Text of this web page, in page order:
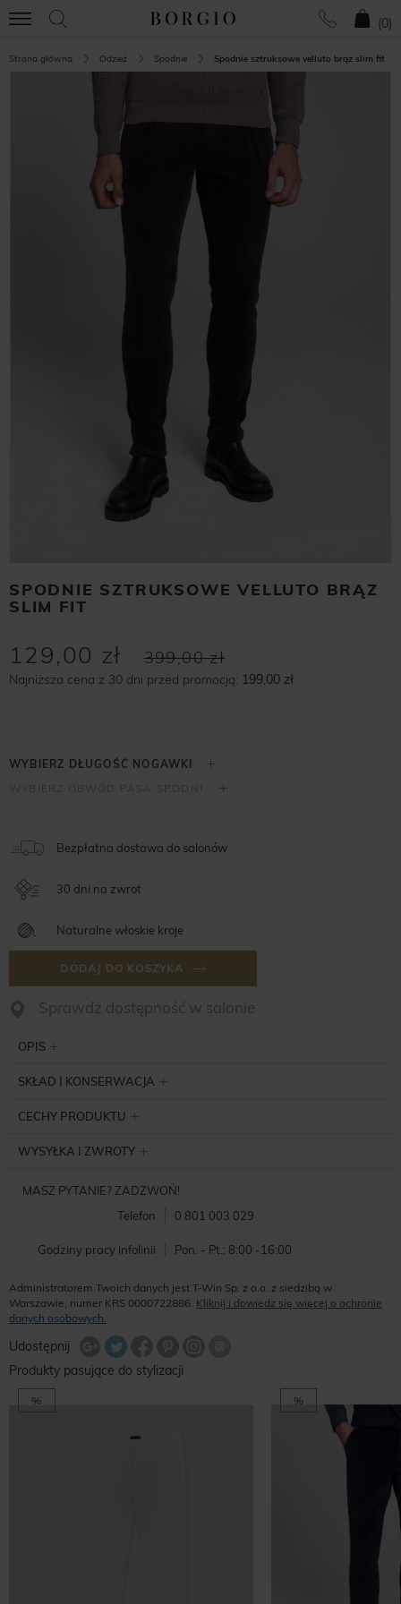
(0)
Strona główna Odzież Spodnie Spodnie sztruksowe velluto brąz slim fit
SPODNIE SZTRUKSOWE VELLUTO BRĄZ
SLIM FIT
399,00 zł
129,00 zł
Najniższa cena z 30 dni przed promocją: 199,00 zł
Bezpłatna dostawa do salonów
30 dni na zwrot
Naturalne włoskie kroje
DODAJ DO KOSZYKA
Sprawdż dostępność w salonie
OPIS
SKŁAD I KONSERWACJA
CECHY PRODUKTU
WYSYŁKA I ZWROTY
MASZ PYTANIE? ZADZWOŃ!
Telefon
0 801 003 029
Godziny pracy infolinii Pon. - Pt.: 8:00 -16:00
Administratorem Twoich danych jest T-Win Sp. z o.o. z siedzibą w
Warszawie, numer KRS 0000722886. Kliknij i dowiedz się więcej o ochronie
danych osobowych.
Udostępnij
Share FacebookUdostępnij na Google+
Udostępnij na Google+
Produkty pasujące do stylizacji
% %